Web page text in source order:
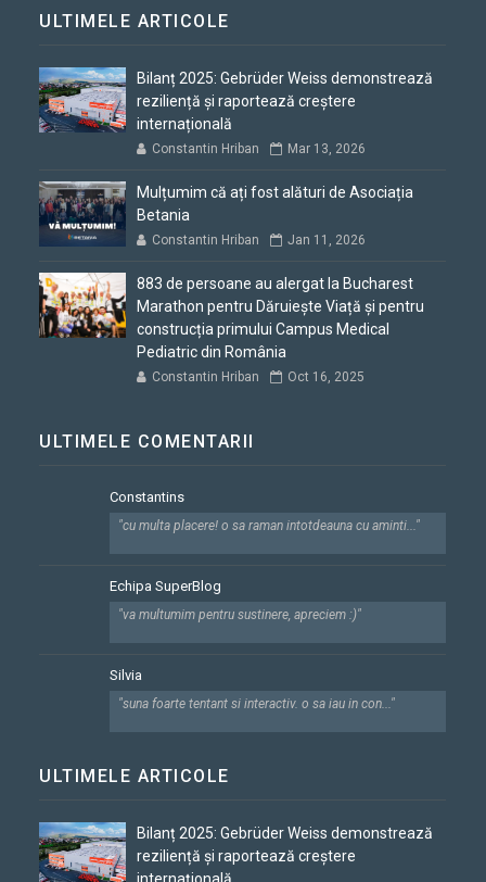
ULTIMELE ARTICOLE
Bilanț 2025: Gebrüder Weiss demonstrează
reziliență și raportează creștere
internațională
Constantin Hriban Mar 13, 2026
Mulțumim că ați fost alături de Asociația
Betania
Constantin Hriban Jan 11, 2026
883 de persoane au alergat la Bucharest
Marathon pentru Dăruiește Viață și pentru
construcția primului Campus Medical
Pediatric din România
Constantin Hriban Oct 16, 2025
ULTIMELE COMENTARII
Constantins
"cu multa placere! o sa raman intotdeauna cu aminti..."
Echipa SuperBlog
"va multumim pentru sustinere, apreciem :)"
Silvia
"suna foarte tentant si interactiv. o sa iau in con..."
ULTIMELE ARTICOLE
Bilanț 2025: Gebrüder Weiss demonstrează
reziliență și raportează creștere